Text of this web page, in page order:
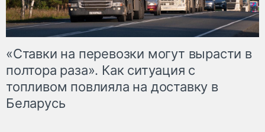
«Ставки на перевозки могут вырасти в
полтора раза». Как ситуация с
топливом повлияла на доставку в
Беларусь